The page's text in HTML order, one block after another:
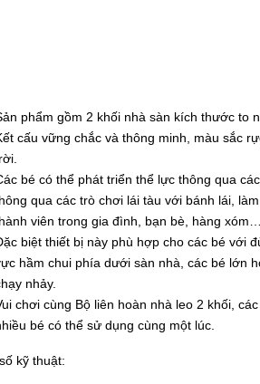
phẩm gồm 2 khối nhà sàn kích thước to
cấu vững chắc và thông minh, màu sắc
bé có thể phát triển thể lực thông qua
qua các trò chơi lái tàu với bánh lái,
viên trong gia đình, bạn bè, hàng xóm…
biệt thiết bị này phù hợp cho các bé với
hầm chui phía dưới sàn nhà, các bé lớn
nhảy.
chơi cùng Bộ liên hoàn nhà leo 2 khối,
bé có thể sử dụng cùng một lúc.
kỹ thuật: